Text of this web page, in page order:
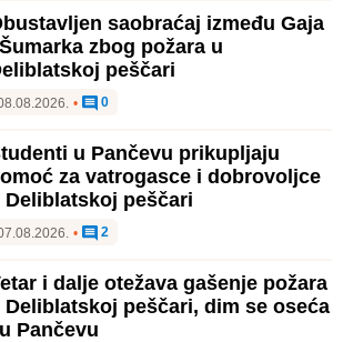
saobraćaj između Gaja
zbog požara u
peščari
• 0
u Pančevu prikupljaju
za vatrogasce i dobrovoljce
Deliblatskoj peščari
• 2
i dalje otežava gašenje požara
Deliblatskoj peščari, dim se oseća
Pančevu